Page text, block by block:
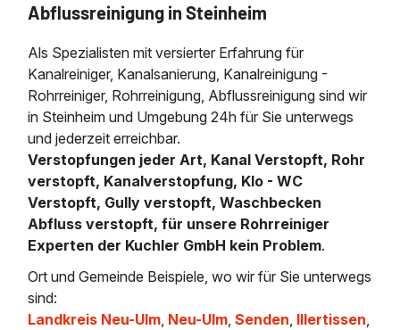
Abflussreinigung in Steinheim
Als Spezialisten mit versierter Erfahrung für
Kanalreiniger, Kanalsanierung, Kanalreinigung -
Rohrreiniger, Rohrreinigung, Abflussreinigung sind wir
in Steinheim und Umgebung 24h für Sie unterwegs
und jederzeit erreichbar.
Verstopfungen jeder Art, Kanal Verstopft, Rohr
verstopft, Kanalverstopfung, Klo - WC
Verstopft, Gully verstopft, Waschbecken
Abfluss verstopft, für unsere Rohrreiniger
Experten der Kuchler GmbH kein Problem.
Ort und Gemeinde Beispiele, wo wir für Sie unterwegs
sind:
Landkreis Neu-Ulm, Neu-Ulm,Senden, Illertissen,